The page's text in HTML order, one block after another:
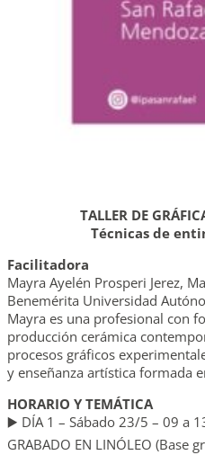
TALLER DE
Técnicas de
Facilitadora
Mayra Ayelén Prosperi Jerez,
Benemérita Universidad
Mayra es una profesional con
producción cerámica
procesos gráficos
y enseñanza artística formada
HORARIO Y TEMÁTICA
▶️ DÍA 1 – Sábado 23/5 – 09 a
GRABADO EN LINÓLEO (Base